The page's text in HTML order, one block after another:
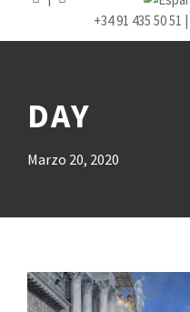
+34 91 435 50 51 |
DAY
Marzo 20, 2020